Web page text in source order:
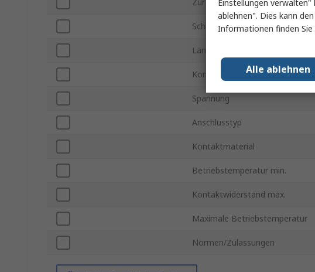
Schaltart
Länge
Kontaktbeschichtung
Spannung
Anschlusstyp
Kontaktmaterial
Betriebstemperatur min.
Kontaktwiderstand max.
Maximale Betriebstemperatur
Normen/Zulassungen
Einstellungen verwalten"
ablehnen". Dies kann
Informationen finden Sie
Alle ablehnen